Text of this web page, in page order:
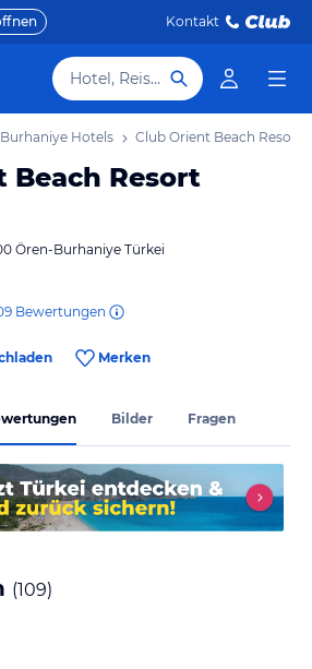
Kontakt
Hotel, Reiseziel
Burhaniye Hotels Club Orient Beach Resort
Beach Resort
Ören-Burhaniye Türkei
Bewertungen
Merken
Bilder Fragen
(109)